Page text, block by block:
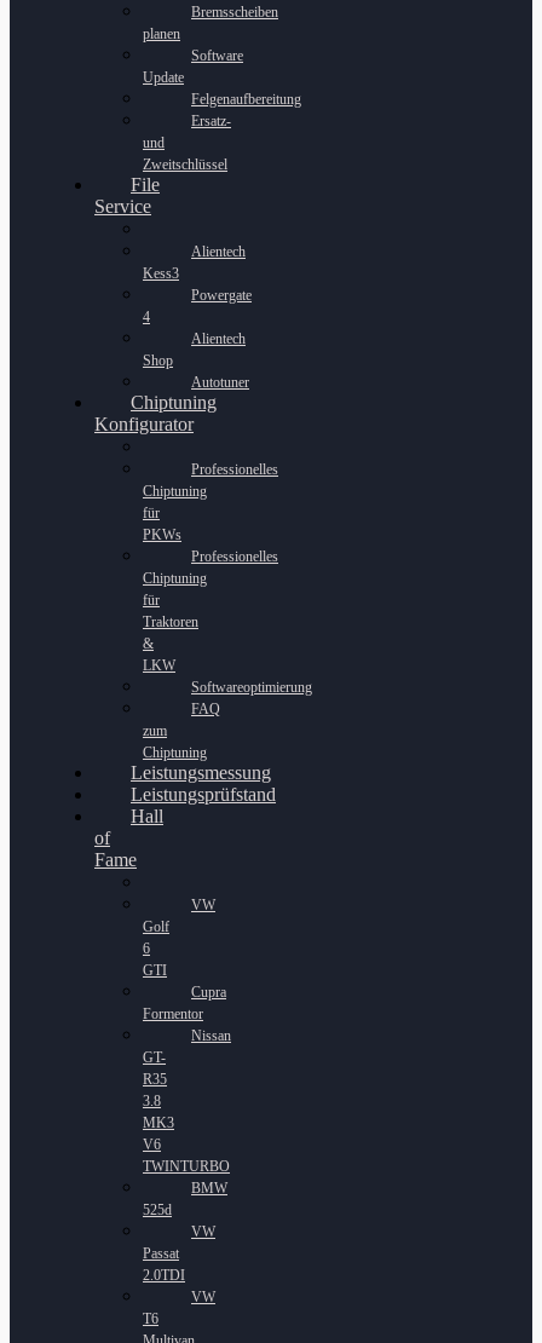
Bremsscheiben
planen
Software
Update
Felgenaufbereitung
Ersatz-
und
Zweitschlüssel
File
Service
Alientech
Kess3
Powergate
4
Alientech
Shop
Autotuner
Chiptuning
Konfigurator
Professionelles
Chiptuning
für
PKWs
Professionelles
Chiptuning
für
Traktoren
&
LKW
Softwareoptimierung
FAQ
zum
Chiptuning
Leistungsmessung
Leistungsprüfstand
Hall
of
Fame
VW
Golf
6
GTI
Cupra
Formentor
Nissan
GT-
R35
3.8
MK3
V6
TWINTURBO
BMW
525d
VW
Passat
2.0TDI
VW
T6